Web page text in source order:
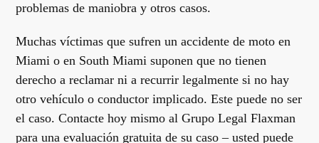
problemas de maniobra y otros casos.
Muchas víctimas que sufren un accidente de moto en
Miami o en South Miami suponen que no tienen
derecho a reclamar ni a recurrir legalmente si no hay
otro vehículo o conductor implicado. Este puede no ser
el caso. Contacte hoy mismo al Grupo Legal Flaxman
para una evaluación gratuita de su caso – usted puede